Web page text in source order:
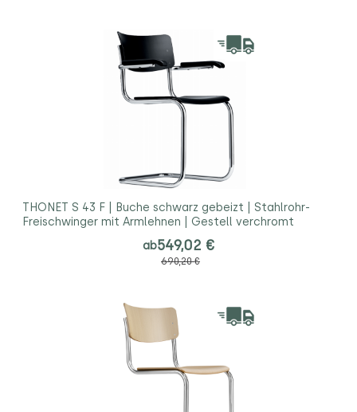
THONET S 43 F | Buche schwarz gebeizt | Stahlrohr-
Freischwinger mit Armlehnen | Gestell verchromt
ab549,02 €
690,20 €